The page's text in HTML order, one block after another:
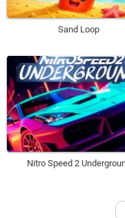
Sand Loop
Nitro Speed 2